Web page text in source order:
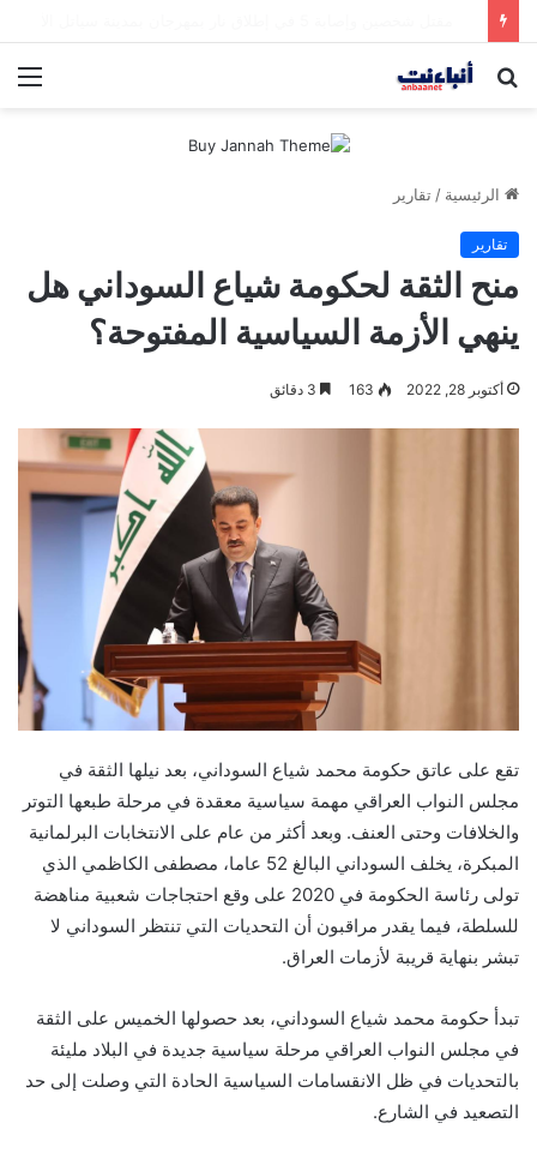
بحث
الرئيسية / تقارير
تقارير
منح الثقة لحكومة شياع السوداني هل
ينهي الأزمة السياسية المفتوحة؟
أكتوبر 28, 2022 163
تقع على عاتق حكومة محمد شياع السوداني، بعد نيلها الثقة في
مجلس النواب العراقي مهمة سياسية معقدة في مرحلة طبعها التوتر
والخلافات وحتى العنف. وبعد أكثر من عام على الانتخابات البرلمانية
المبكرة، يخلف السوداني البالغ 52 عاما، مصطفى الكاظمي الذي
تولى رئاسة الحكومة في 2020 على وقع احتجاجات شعبية مناهضة
للسلطة، فيما يقدر مراقبون أن التحديات التي تنتظر السوداني لا
تبشر بنهاية قريبة لأزمات العراق.
تبدأ حكومة محمد شياع السوداني، بعد حصولها الخميس على الثقة
في مجلس النواب العراقي مرحلة سياسية جديدة في البلاد مليئة
بالتحديات في ظل الانقسامات السياسية الحادة التي وصلت إلى حد
التصعيد في الشارع.